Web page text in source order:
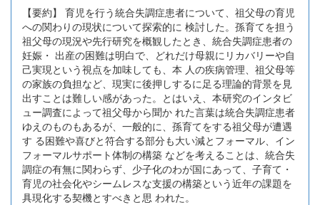
【要約】 育児を行う統合失調症患者について、祖父母の育児
への関わりの現状について探索的に 検討した。孫育てを担う
祖父母の現況や先行研究を概観したとき、統合失調症患者の
妊娠・ 出産の困難は明白で、どれだけ母親にリカバリーや自
己実現という視点を加味しても、本 人の疾病管理、祖父母等
の家族の負担など、現実に後押しするに足る理論的背景を見
出すことは難しい感があった。とはいえ、本研究のインタビ
ュー調査によって祖父母から聞か れた言葉は統合失調症患者
ゆえのものもあるが、一般的に、孫育てをする祖父母が遭遇
す る困難や喜びと符合する部分も大い減とフォーマル、イン
フォーマルサポート体制の構築 などを考えることは、統合失
調症の有無に関わらず、少子化のわが国にあって、子育て・
育児の社会化やシームレスな支援の構築という近年の課題を
具現化する契機とすべきと思 われた。